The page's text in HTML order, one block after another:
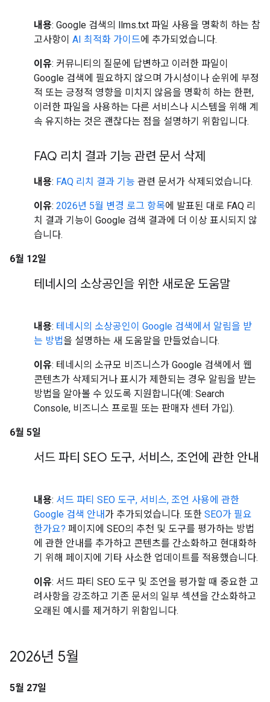
내용: Google 검색의 llms.txt 파일 사용을 명확히 하는 참
고사항이 AI 최적화 가이드에 추가되었습니다.
이유: 커뮤니티의 질문에 답변하고 이러한 파일이
Google 검색에 필요하지 않으며 가시성이나 순위에 부정
적 또는 긍정적 영향을 미치지 않음을 명확히 하는 한편,
이러한 파일을 사용하는 다른 서비스나 시스템을 위해 계
속 유지하는 것은 괜찮다는 점을 설명하기 위함입니다.
FAQ 리치 결과 기능 관련 문서 삭제
내용: FAQ 리치 결과 기능 관련 문서가 삭제되었습니다.
이유: 2026년 5월 변경 로그 항목에 발표된 대로 FAQ 리
치 결과 기능이 Google 검색 결과에 더 이상 표시되지 않
습니다.
6월 12일
테네시의 소상공인을 위한 새로운 도움말
내용: 테네시의 소상공인이 Google 검색에서 알림을 받
는 방법을 설명하는 새 도움말을 만들었습니다.
이유: 테네시의 소규모 비즈니스가 Google 검색에서 웹
콘텐츠가 삭제되거나 표시가 제한되는 경우 알림을 받는
방법을 알아볼 수 있도록 지원합니다(예: Search
Console, 비즈니스 프로필 또는 판매자 센터 가입).
6월 5일
서드 파티 SEO 도구, 서비스, 조언에 관한 안내
내용: 서드 파티 SEO 도구, 서비스, 조언 사용에 관한
Google 검색 안내 가 추가되었습니다. 또한 SEO가 필요
한가요? 페이지에 SEO의 추천 및 도구를 평가하는 방법
에 관한 안내를 추가하고 콘텐츠를 간소화하고 현대화하
기 위해 페이지에 기타 사소한 업데이트를 적용했습니다.
이유: 서드 파티 SEO 도구 및 조언을 평가할 때 중요한 고
려사항을 강조하고 기존 문서의 일부 섹션을 간소화하고
오래된 예시를 제거하기 위함입니다.
2026년 5월
5월 27일